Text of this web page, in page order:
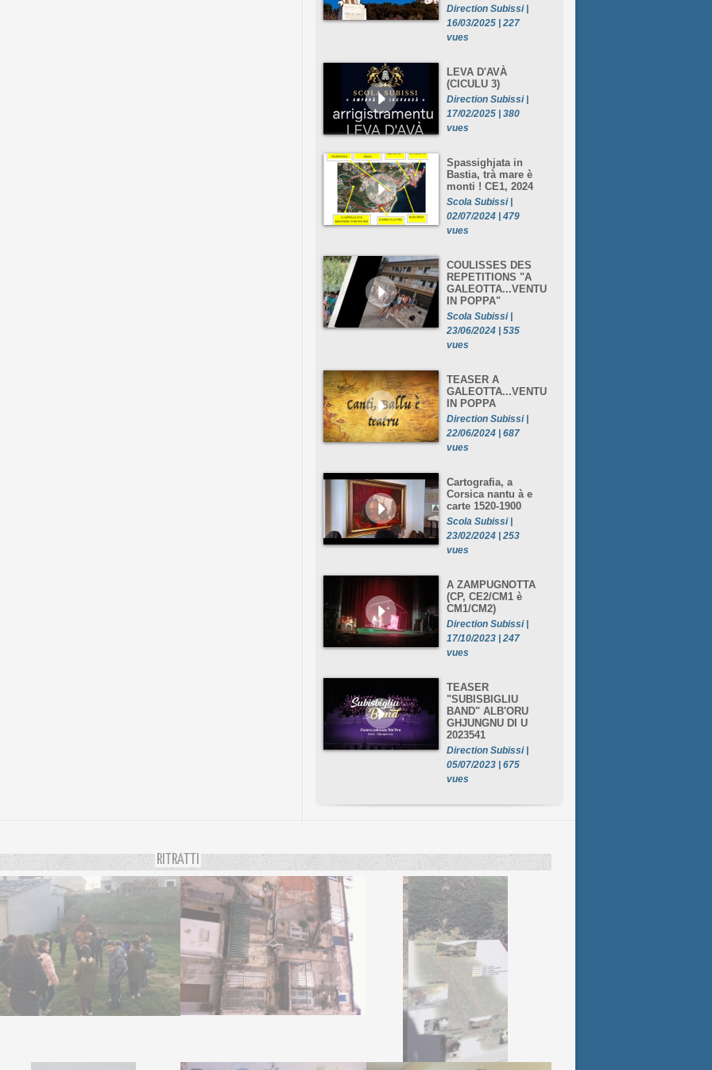
Direction Subissi |
16/03/2025 | 227
vues
LEVA D'AVÀ
(CICULU 3)
Direction Subissi |
17/02/2025 | 380
vues
Spassighjata in
Bastia, trà mare è
monti ! CE1, 2024
Scola Subissi |
02/07/2024 | 479
vues
COULISSES DES
REPETITIONS "A
GALEOTTA...VENTU
IN POPPA"
Scola Subissi |
23/06/2024 | 535
vues
TEASER A
GALEOTTA...VENTU
IN POPPA
Direction Subissi |
22/06/2024 | 687
vues
Cartografia, a
Corsica nantu à e
carte 1520-1900
Scola Subissi |
23/02/2024 | 253
vues
A ZAMPUGNOTTA
(CP, CE2/CM1 è
CM1/CM2)
Direction Subissi |
17/10/2023 | 247
vues
TEASER
"SUBISBIGLIU
BAND" ALB'ORU
GHJUNGNU DI U
2023541
Direction Subissi |
05/07/2023 | 675
vues
RITRATTI